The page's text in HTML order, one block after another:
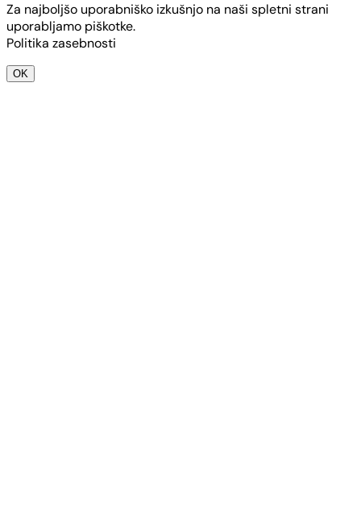
Za najboljšo uporabniško izkušnjo na naši spletni strani
uporabljamo piškotke.
Politika zasebnosti
OK